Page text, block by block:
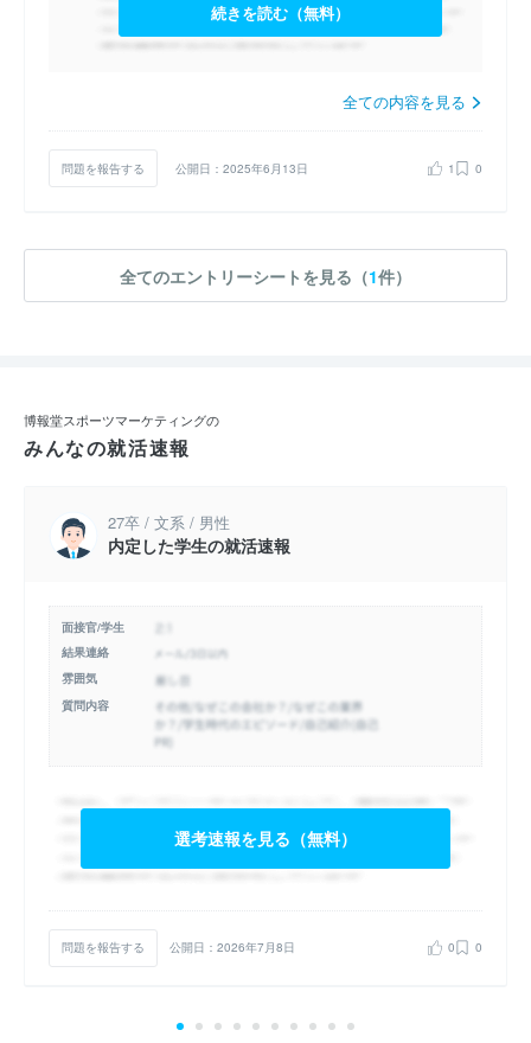
続きを読む（無料）
全ての内容を見る
問題を報告する 公開日：2025年6月13日 1 0
全てのエントリーシートを見る（1件）
博報堂スポーツマーケティングの
みんなの就活速報
27卒 / 文系 / 男性
内定した学生の就活速報
面接官/学生
結果連絡
雰囲気
質問内容
選考速報を見る（無料）
問題を報告する 公開日：2026年7月8日 0 0